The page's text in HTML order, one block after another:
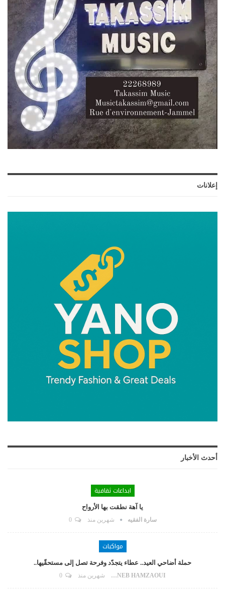
إعلانات
أحدث الأخبار
ابداعات ثقافية
يا آهة نطقت بها الأرواح
سارة الفقيه شهرين منذ 0
مواكبات
حملة أضاحي العيد.. عطاء يتجدّد وفرحة تصل إلى مستحقّيها..
ZAYNEB HAMZAOUI شهرين منذ